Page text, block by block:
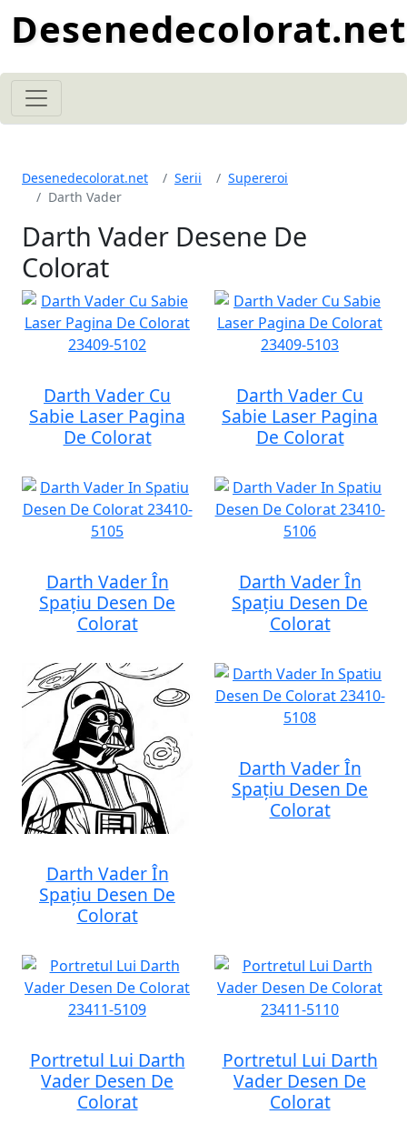
Desenedecolorat.net
Desenedecolorat.net Serii
Supereroi
Darth Vader
Darth Vader Desene De
Colorat
Darth Vader Cu
Sabie Laser Pagina
De Colorat
Darth Vader Cu
Sabie Laser Pagina
De Colorat
Darth Vader În
Spațiu Desen De
Colorat
Darth Vader În
Spațiu Desen De
Colorat
Darth Vader În
Spațiu Desen De
Colorat
Darth Vader În
Spațiu Desen De
Colorat
Portretul Lui Darth
Vader Desen De
Colorat
Portretul Lui Darth
Vader Desen De
Colorat